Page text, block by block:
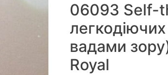
06093 Self-
вадами
Royal